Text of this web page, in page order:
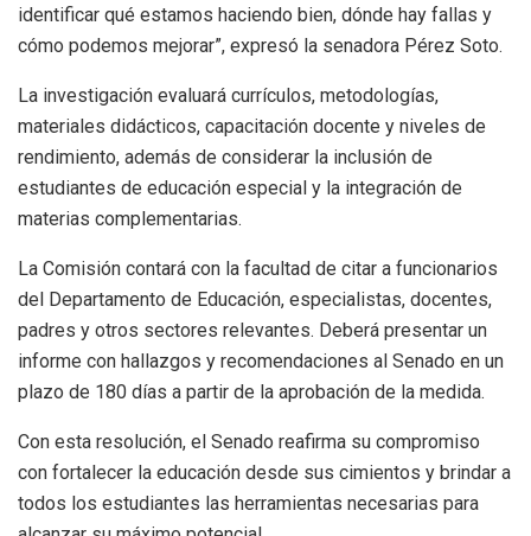
identificar qué estamos haciendo bien, dónde hay fallas y
cómo podemos mejorar”, expresó la senadora Pérez Soto.
La investigación evaluará currículos, metodologías,
materiales didácticos, capacitación docente y niveles de
rendimiento, además de considerar la inclusión de
estudiantes de educación especial y la integración de
materias complementarias.
La Comisión contará con la facultad de citar a funcionarios
del Departamento de Educación, especialistas, docentes,
padres y otros sectores relevantes. Deberá presentar un
informe con hallazgos y recomendaciones al Senado en un
plazo de 180 días a partir de la aprobación de la medida.
Con esta resolución, el Senado reafirma su compromiso
con fortalecer la educación desde sus cimientos y brindar a
todos los estudiantes las herramientas necesarias para